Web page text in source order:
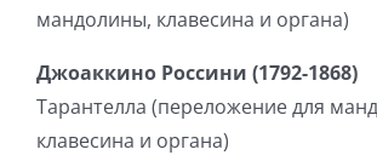
мандолины, клавесина и органа)
Джоаккино Россини (1792-1868)
Тарантелла (переложение для
клавесина и органа)